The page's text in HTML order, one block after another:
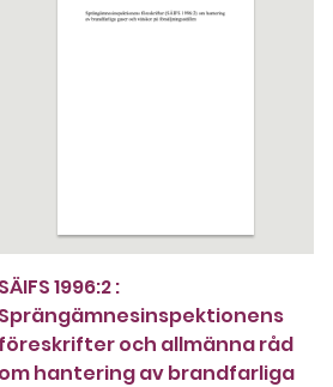
SÄIFS 1996:2 :
Sprängämnesinspektionens
föreskrifter och allmänna råd
om hantering av brandfarliga